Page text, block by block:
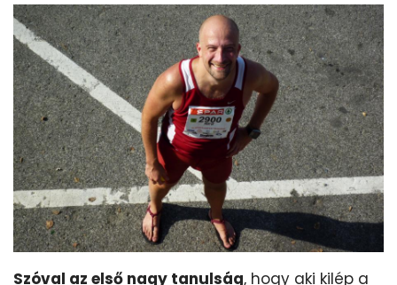
Szóval az első nagy tanulság, hogy aki kilép a